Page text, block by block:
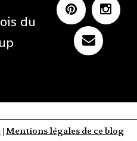
du
| Mentions légales de ce blog